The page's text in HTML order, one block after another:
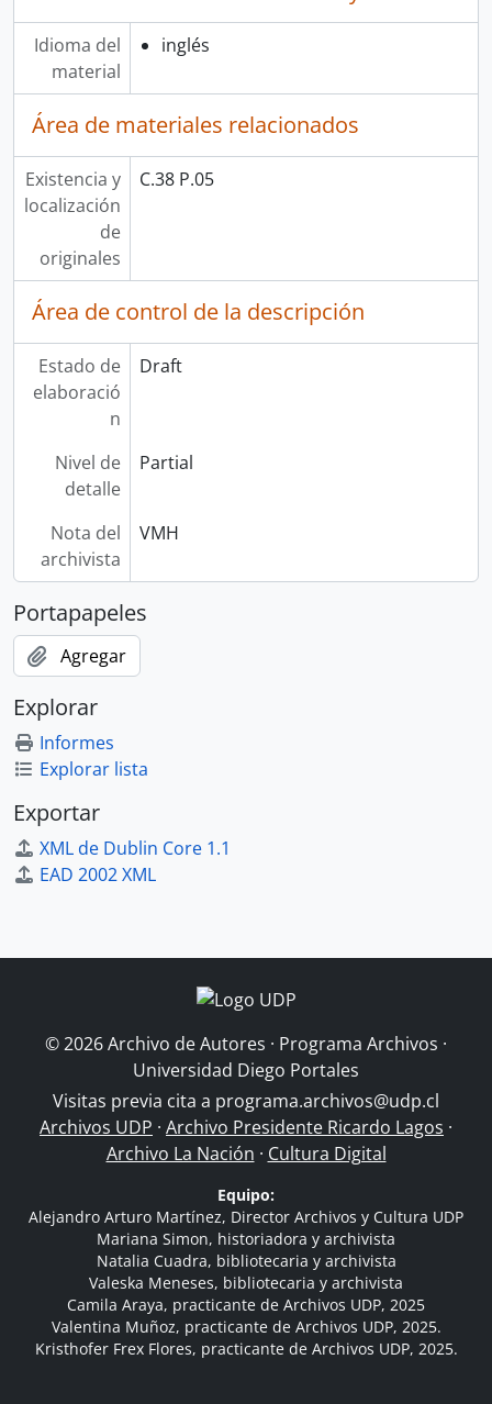
Idioma del
material
inglés
Área de materiales relacionados
Existencia y
localización
de
originales
C.38 P.05
Área de control de la descripción
Estado de
elaboració
n
Draft
Nivel de
detalle
Partial
Nota del
archivista
VMH
Portapapeles
Agregar
Explorar
Informes
Explorar lista
Exportar
XML de Dublin Core 1.1
EAD 2002 XML
© 2026 Archivo de Autores · Programa Archivos ·
Universidad Diego Portales
Visitas previa cita a programa.archivos@udp.cl
Archivos UDP · Archivo Presidente Ricardo Lagos ·
Archivo La Nación · Cultura Digital
Equipo:
Alejandro Arturo Martínez, Director Archivos y Cultura UDP
Mariana Simon, historiadora y archivista
Natalia Cuadra, bibliotecaria y archivista
Valeska Meneses, bibliotecaria y archivista
Camila Araya, practicante de Archivos UDP, 2025
Valentina Muñoz, practicante de Archivos UDP, 2025.
Kristhofer Frex Flores, practicante de Archivos UDP, 2025.